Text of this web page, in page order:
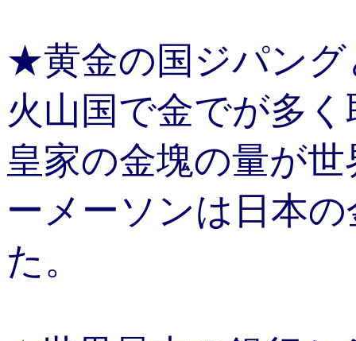
★黄金の国ジパング
火山国で金でが多
皇家の金塊の量が
ーメーソンは日本
た。